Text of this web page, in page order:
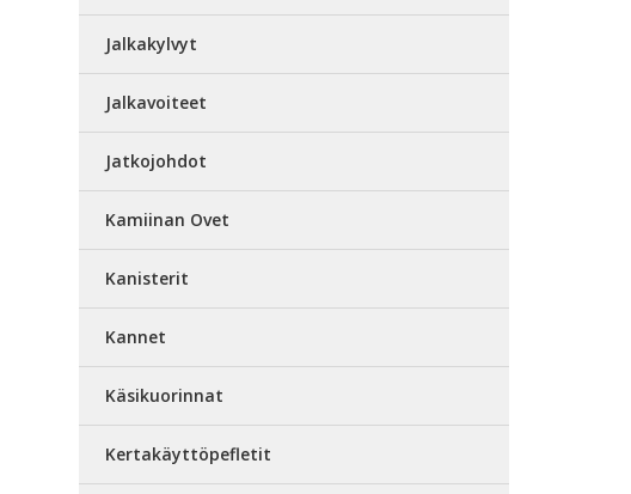
Jalkakylvyt
Jalkavoiteet
Jatkojohdot
Kamiinan Ovet
Kanisterit
Kannet
Käsikuorinnat
Kertakäyttöpefletit